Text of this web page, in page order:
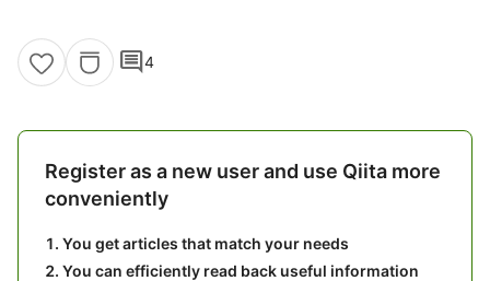
comment4
Register as a new user and use Qiita more
conveniently
You get articles that match your needs
You can efficiently read back useful information